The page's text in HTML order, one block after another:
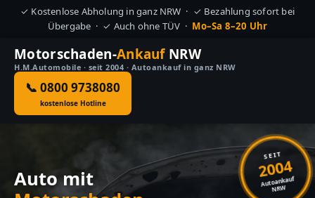
✓ Kostenlose Abholung in ganz NRW · ✓ Bezahlung sofort bei
Übergabe · ✓ Auch ohne TÜV · Mo–Sa 8–20 Uhr
Motorschaden-AnkaufNRW
H.M.Automobile · seit 2004 · Autoankauf in ganz NRW
📞 0800 9738080
kostenlose Hotline
SEIT
2004
Autoankauf
NRW
Auto mit